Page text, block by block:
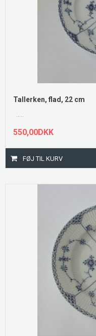
Tallerken, flad, 22 cm
.....
550,00DKK